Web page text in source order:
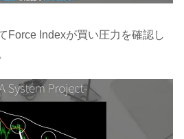
Force Indexが買い圧力を確認し